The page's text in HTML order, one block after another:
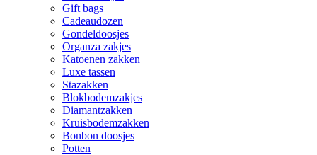
Gift bags
Cadeaudozen
Gondeldoosjes
Organza zakjes
Katoenen zakken
Luxe tassen
Stazakken
Blokbodemzakjes
Diamantzakken
Kruisbodemzakken
Bonbon doosjes
Potten